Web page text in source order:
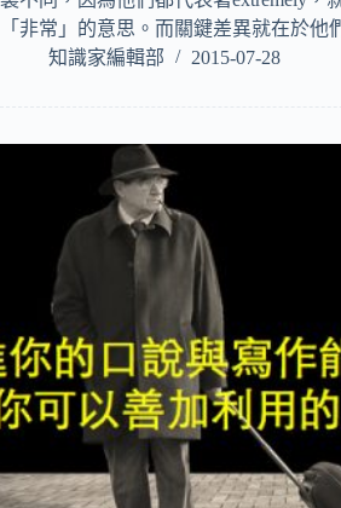
「非常」的意思。而關鍵差異就在於他
知識家編輯部
2015-07-28